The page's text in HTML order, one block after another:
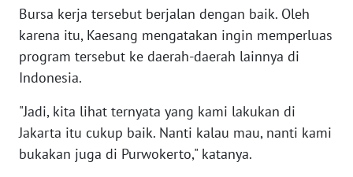
Bursa kerja tersebut berjalan dengan baik. Oleh
karena itu, Kaesang mengatakan ingin memperluas
program tersebut ke daerah-daerah lainnya di
Indonesia.
"Jadi, kita lihat ternyata yang kami lakukan di
Jakarta itu cukup baik. Nanti kalau mau, nanti kami
bukakan juga di Purwokerto," katanya.
Regional
WN
SUMUT
WN
JAKARTA